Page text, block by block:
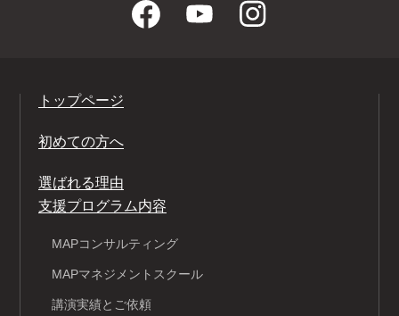
トップページ
初めての方へ
選ばれる理由
支援プログラム内容
MAPコンサルティング
MAPマネジメントスクール
講演実績とご依頼